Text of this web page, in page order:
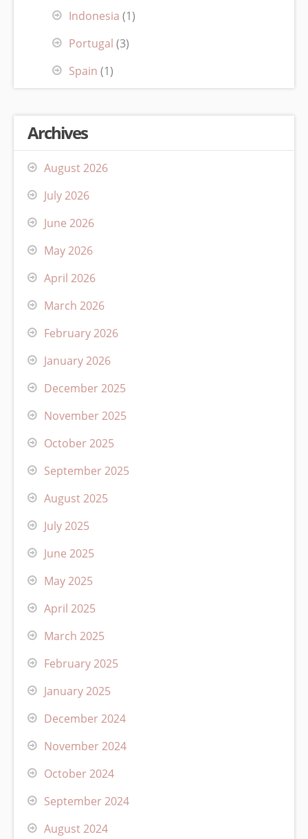
Indonesia (1)
Portugal (3)
Spain (1)
Archives
August 2026
July 2026
June 2026
May 2026
April 2026
March 2026
February 2026
January 2026
December 2025
November 2025
October 2025
September 2025
August 2025
July 2025
June 2025
May 2025
April 2025
March 2025
February 2025
January 2025
December 2024
November 2024
October 2024
September 2024
August 2024